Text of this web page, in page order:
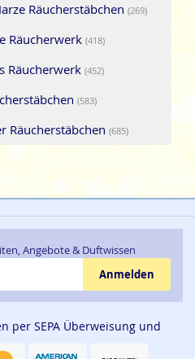
Räucherstäbchen (269)
Räucherwerk (418)
Räucherwerk (452)
(583)
Räucherstäbchen (685)
Angebote & Duftwissen
Anmelden
per SEPA Überweisung und